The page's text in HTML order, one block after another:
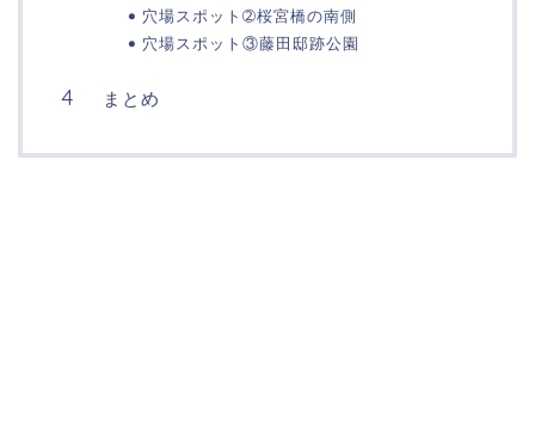
穴場スポット➁桜宮橋の南側
穴場スポット③藤田邸跡公園
まとめ